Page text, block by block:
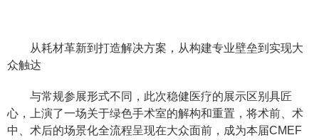
从耗材革新到打造解决方案，从构建专业壁垒到实现大
众触达
与常规参展形式不同，此次稳健医疗的展示区别具匠
心，上演了一场关于绿色手术室的解构和重置，将术前、术
中、术后的场景化全流程呈现在大众面前，成为本届CMEF